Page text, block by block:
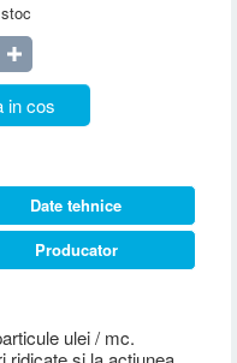
in cos
ulei / mc.
Date tehnice
Producator